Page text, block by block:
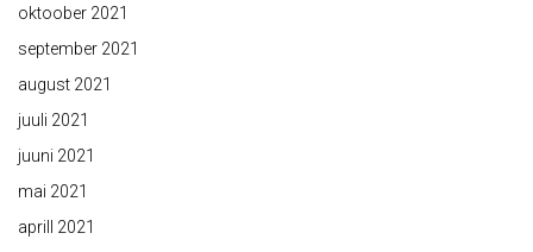
oktoober 2021
september 2021
august 2021
juuli 2021
juuni 2021
mai 2021
aprill 2021